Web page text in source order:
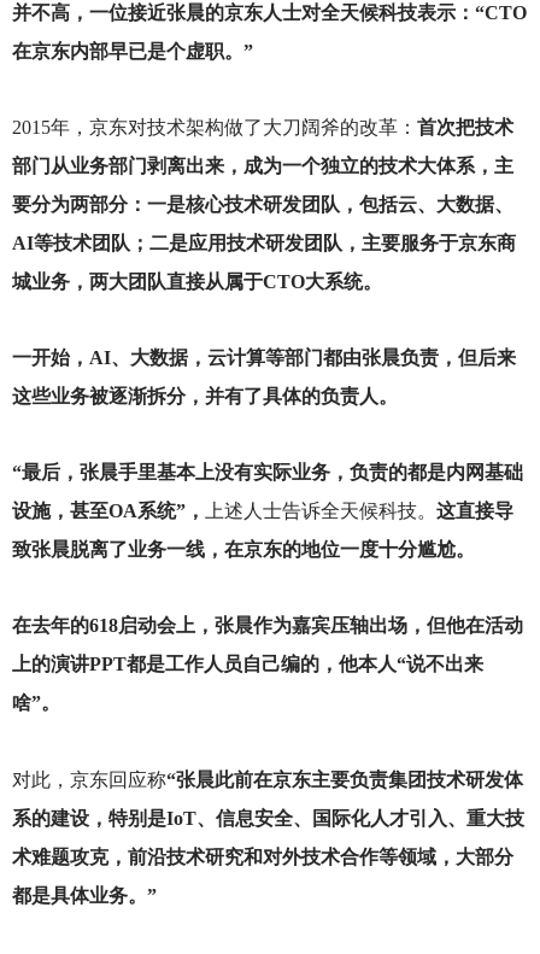
并不高，一位接近张晨的京东人士对全天候科技表示：“CTO
在京东内部早已是个虚职。”
2015年，京东对技术架构做了大刀阔斧的改革： 首次把技术
部门从业务部门剥离出来，成为一个独立的技术大体系，主
要分为两部分：一是核心技术研发团队，包括云、大数据、
AI等技术团队；二是应用技术研发团队，主要服务于京东商
城业务，两大团队直接从属于CTO大系统。
一开始，AI、大数据，云计算等部门都由张晨负责，但后来
这些业务被逐渐拆分，并有了具体的负责人。
“最后，张晨手里基本上没有实际业务，负责的都是内网基础
设施，甚至OA系统”，
上述人士告诉全天候科技。 这直接导
致张晨脱离了业务一线，在京东的地位一度十分尴尬。
在去年的618启动会上，张晨作为嘉宾压轴出场，但他在活动
上的演讲PPT都是工作人员自己编的，他本人“说不出来
啥”。
对此，京东回应称“张晨此前在京东主要负责集团技术研发体
系的建设，特别是IoT、信息安全、国际化人才引入、重大技
术难题攻克，前沿技术研究和对外技术合作等领域，大部分
都是具体业务。”